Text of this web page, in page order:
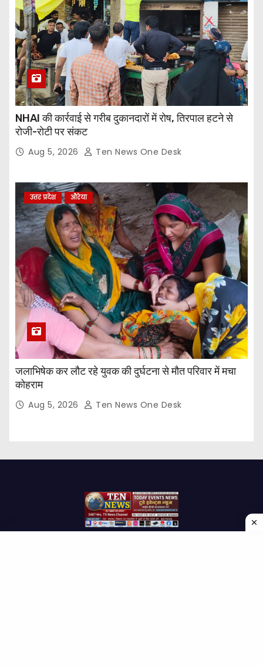
NHAI की कार्रवाई से गरीब दुकानदारों में रोष, तिरपाल हटने से
रोजी-रोटी पर संकट
Aug 5, 2026 Ten News One Desk
उत्तर प्रदेश औरेया
जलाभिषेक कर लौट रहे युवक की दुर्घटना से मौत परिवार में मचा
कोहराम
Aug 5, 2026 Ten News One Desk